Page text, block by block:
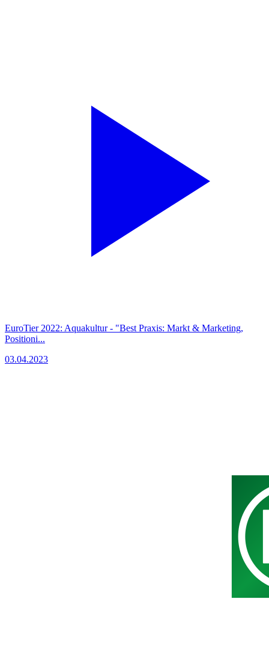
EuroTier 2022: Aquakultur - "Best Praxis: Markt & Marketing,
Positioni...
03.04.2023